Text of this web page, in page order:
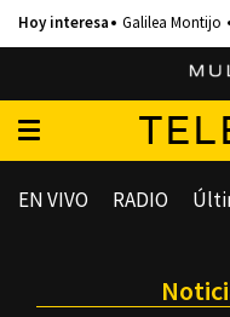
Galilea Montijo
EN VIVO RADIO